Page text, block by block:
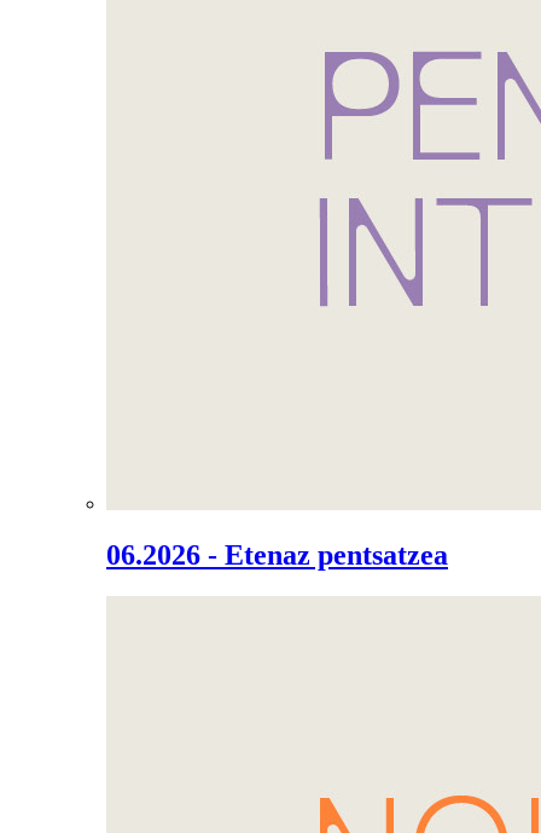
06.2026 - Etenaz pentsatzea